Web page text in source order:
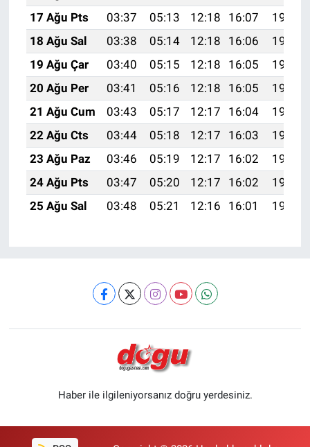
17 Ağu Pts
03:37 05:13 12:18 16:07
19:13
18 Ağu Sal
03:38 05:14 12:18 16:06
19:12
19 Ağu Çar
03:40 05:15 12:18 16:05
19:10
20 Ağu Per
03:41 05:16 12:18 16:05
19:09
21 Ağu Cum
03:43 05:17 12:17 16:04
19:08
22 Ağu Cts
03:44 05:18 12:17 16:03
19:06
23 Ağu Paz
03:46 05:19 12:17 16:02
19:05
24 Ağu Pts
03:47 05:20 12:17 16:02
19:03
25 Ağu Sal
03:48 05:21 12:16 16:01 19:01
Haber ile ilgileniyorsanız doğru yerdesiniz.